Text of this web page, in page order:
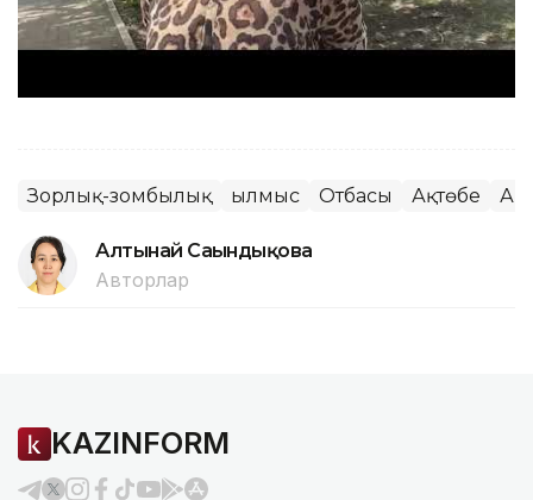
Зорлық-зомбылық Қылмыс Отбасы Ақтөбе
Алтынай Сағындықова
Авторлар
KAZINFORM